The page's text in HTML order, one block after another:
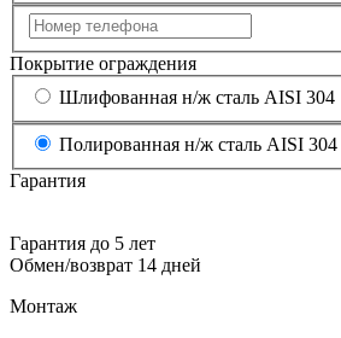
Покрытие ограждения
Шлифованная н/ж сталь AISI 304
Полированная н/ж сталь AISI 304
Гарантия
Гарантия до 5 лет
Обмен/возврат 14 дней
Монтаж